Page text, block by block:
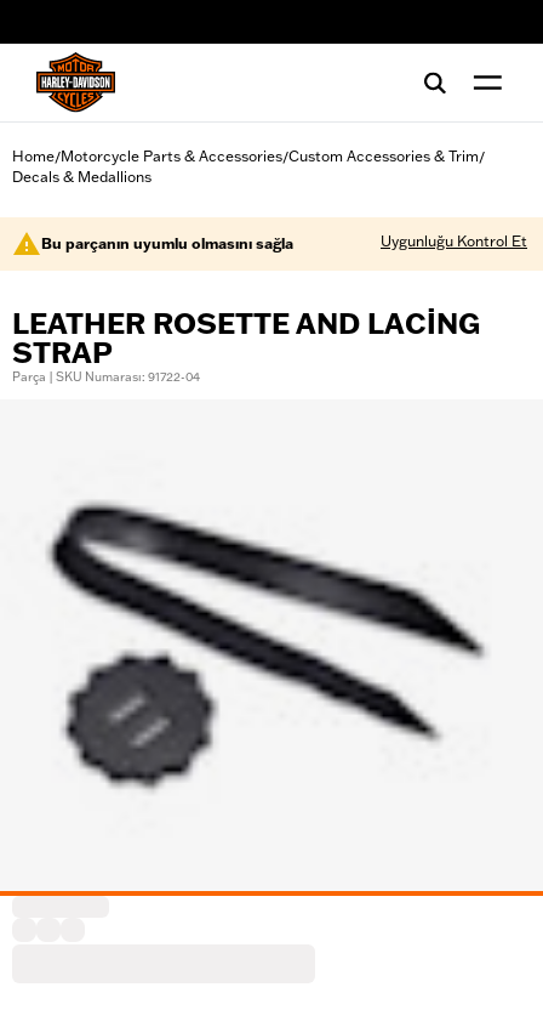
Home/Motorcycle Parts & Accessories/Custom Accessories & Trim/
Decals & Medallions
Bu parçanın uyumlu olmasını sağla Uygunluğu Kontrol Et
LEATHER ROSETTE AND LACING
STRAP
Parça | SKU Numarası: 91722-04